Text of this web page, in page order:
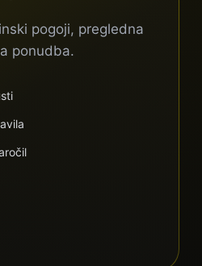
pogoji, pregledna
ponudba.